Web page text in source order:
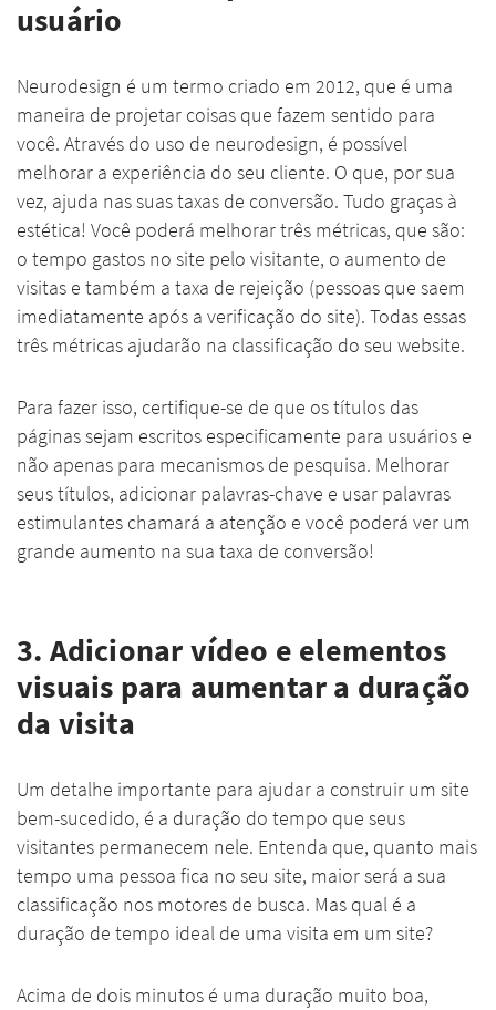
usuário
Neurodesign é um termo criado em 2012, que é uma
maneira de projetar coisas que fazem sentido para
você. Através do uso de neurodesign, é possível
melhorar a experiência do seu cliente. O que, por sua
vez, ajuda nas suas taxas de conversão. Tudo graças à
estética! Você poderá melhorar três métricas, que são:
o tempo gastos no site pelo visitante, o aumento de
visitas e também a taxa de rejeição (pessoas que saem
imediatamente após a verificação do site). Todas essas
três métricas ajudarão na classificação do seu website.
Para fazer isso, certifique-se de que os títulos das
páginas sejam escritos especificamente para usuários e
não apenas para mecanismos de pesquisa. Melhorar
seus títulos, adicionar palavras-chave e usar palavras
estimulantes chamará a atenção e você poderá ver um
grande aumento na sua taxa de conversão!
3. Adicionar vídeo e elementos
visuais para aumentar a duração
da visita
Um detalhe importante para ajudar a construir um site
bem-sucedido, é a duração do tempo que seus
visitantes permanecem nele. Entenda que, quanto mais
tempo uma pessoa fica no seu site, maior será a sua
classificação nos motores de busca. Mas qual é a
duração de tempo ideal de uma visita em um site?
Acima de dois minutos é uma duração muito boa,